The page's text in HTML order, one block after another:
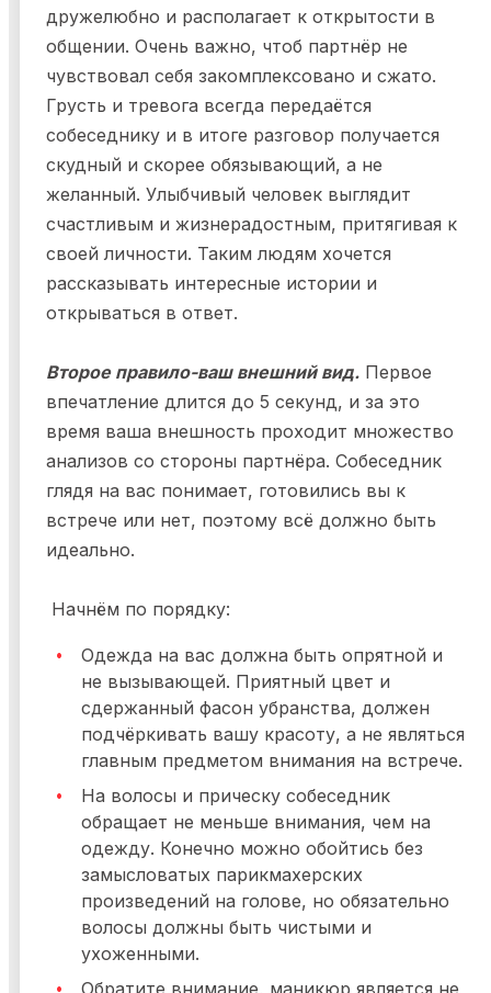
дружелюбно и располагает к открытости в
общении. Очень важно, чтоб партнёр не
чувствовал себя закомплексовано и сжато.
Грусть и тревога всегда передаётся
собеседнику и в итоге разговор получается
скудный и скорее обязывающий, а не
желанный. Улыбчивый человек выглядит
счастливым и жизнерадостным, притягивая к
своей личности. Таким людям хочется
рассказывать интересные истории и
открываться в ответ.
Второе правило-ваш внешний вид. Первое
впечатление длится до 5 секунд, и за это
время ваша внешность проходит множество
анализов со стороны партнёра. Собеседник
глядя на вас понимает, готовились вы к
встрече или нет, поэтому всё должно быть
идеально.
Начнём по порядку:
Одежда на вас должна быть опрятной и
не вызывающей. Приятный цвет и
сдержанный фасон убранства, должен
подчёркивать вашу красоту, а не являться
главным предметом внимания на встрече.
На волосы и прическу собеседник
обращает не меньше внимания, чем на
одежду. Конечно можно обойтись без
замысловатых парикмахерских
произведений на голове, но обязательно
волосы должны быть чистыми и
ухоженными.